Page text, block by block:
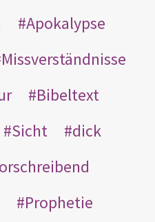
Apokalypse
Missverständnisse
Bibeltext
Sicht
dick
Prophetie